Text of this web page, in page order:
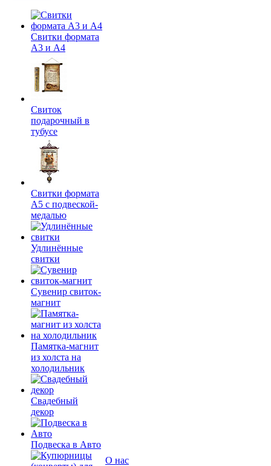
Свитки формата
А3 и А4
Свиток
подарочный в
тубусе
Свитки формата
А5 с подвеской-
медалью
Удлинённые
свитки
Сувенир свиток-
магнит
Памятка-магнит
из холста на
холодильник
Свадебный
декор
Подвеска в Авто
О нас